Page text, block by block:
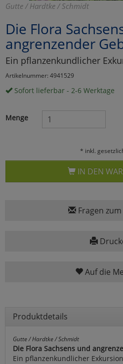
Gutte / Hardtke / Schmidt
Die Flora
angrenzender
Ein pflanzenkundlicher
Artikelnummer: 4941529
Sofort lieferbar - 2-6 Werktage
Menge
* inkl.
IN DEN
Fragen
Auf die
Produktdetails
Gutte / Hardtke / Schmidt
Die Flora Sachsens und
Ein pflanzenkundlicher
Umfragetools
zurück